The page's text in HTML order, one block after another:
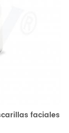
faciales